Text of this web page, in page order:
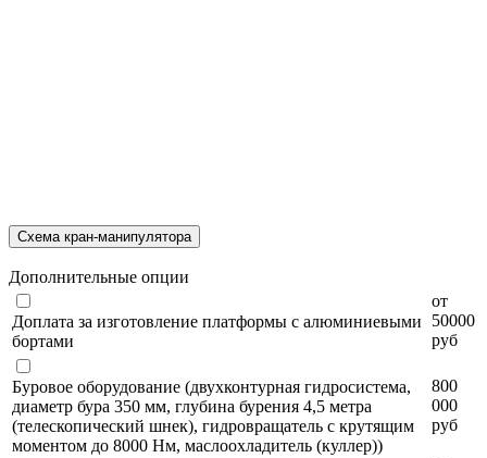
Схема кран-манипулятора
Дополнительные опции
Доплата за изготовление платформы с алюминиевыми
бортами
от
50000
руб
Буровое оборудование (двухконтурная гидросистема,
диаметр бура 350 мм, глубина бурения 4,5 метра
(телескопический шнек), гидровращатель с крутящим
моментом до 8000 Нм, маслоохладитель (куллер))
800
000
руб